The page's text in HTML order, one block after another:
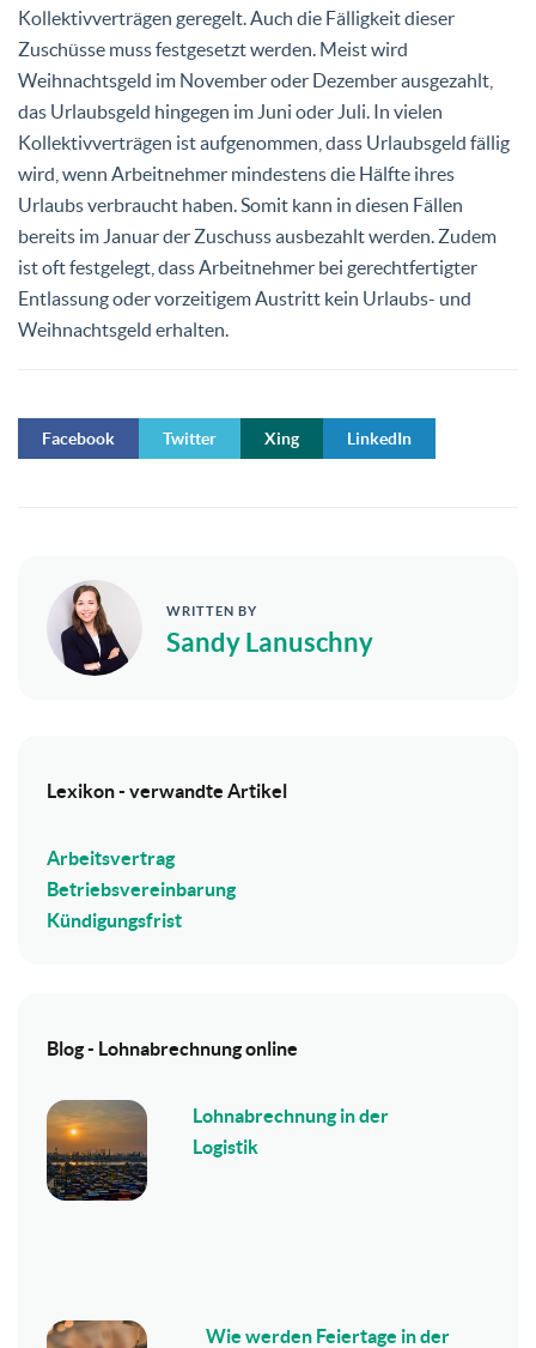
Kollektivverträgen geregelt. Auch die Fälligkeit dieser
Zuschüsse muss festgesetzt werden. Meist wird
Weihnachtsgeld im November oder Dezember ausgezahlt,
das Urlaubsgeld hingegen im Juni oder Juli. In vielen
Kollektivverträgen ist aufgenommen, dass Urlaubsgeld fällig
wird, wenn Arbeitnehmer mindestens die Hälfte ihres
Urlaubs verbraucht haben. Somit kann in diesen Fällen
bereits im Januar der Zuschuss ausbezahlt werden. Zudem
ist oft festgelegt, dass Arbeitnehmer bei gerechtfertigter
Entlassung oder vorzeitigem Austritt kein Urlaubs- und
Weihnachtsgeld erhalten.
Facebook Twitter Xing LinkedIn
WRITTEN BY
Sandy Lanuschny
Lexikon - verwandte Artikel
Arbeitsvertrag
Betriebsvereinbarung
Kündigungsfrist
Blog - Lohnabrechnung online
Lohnabrechnung in der
Logistik
Wie werden Feiertage in der